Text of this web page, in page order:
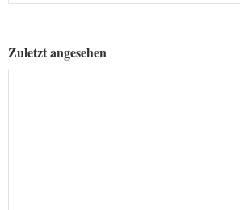
Zuletzt angesehen